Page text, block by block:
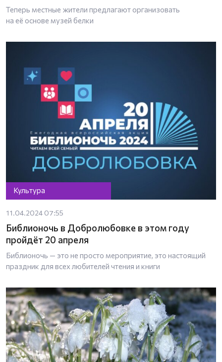
Теперь местные жители предлагают организовать
на её основе музей белки
Культура
11.04.2024 07:55
Библионочь в Добролюбовке в этом году
пройдёт 20 апреля
Библионочь — это не просто мероприятие, это настоящий
праздник для всех любителей чтения и книги